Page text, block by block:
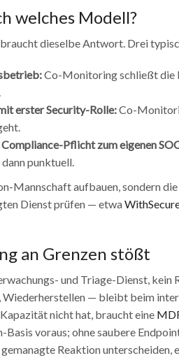
welches Modell?
dieselbe Antwort. Drei
Co-Monitoring schließt die
erster Security-Rolle:Co-
Pflicht zum eigenen
punktuell.
Mannschaft aufbauen, sondern
Dienst prüfen — etwa
an Grenzen stößt
und Triage-Dienst, kein
— bleibt beim
nicht hat, braucht eine
voraus; ohne saubere
Reaktion